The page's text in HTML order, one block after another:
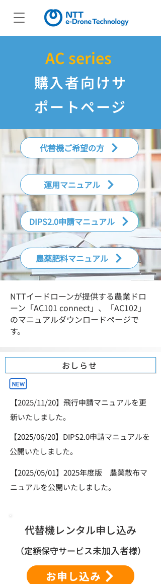
AC series
購入者向けサ
ポートページ
代替機ご希望の方
運用マニュアル
DIPS2.0申請マニュアル
農薬肥料マニュアル
NTTイードローンが提供する農業ドロ
ーン「AC101 connect」、「AC102」
のマニュアルダウンロードページで
す。
おしらせ
【2025/11/20】飛行申請マニュアルを更
新いたしました。
【2025/06/20】DIPS2.0申請マニュアルを
公開いたしました。
【2025/05/01】2025年度版 農薬散布マ
ニュアルを公開いたしました。
代替機レンタル申し込み
（定額保守サービス未加入者様）
お申し込み